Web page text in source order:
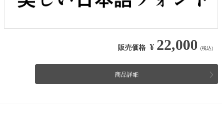
販売価格 ¥ 22,000 (税込)
商品詳細